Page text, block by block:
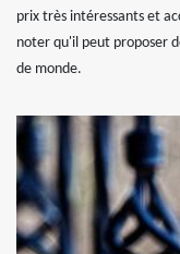
prix très intéressants et
noter qu'il peut proposer
de monde.